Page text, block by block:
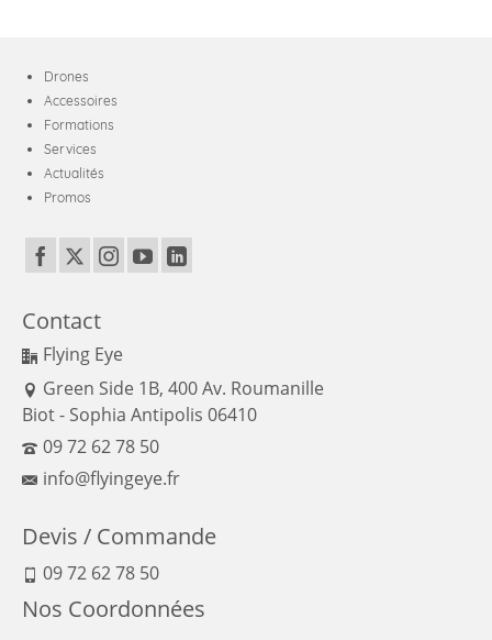
Drones
Accessoires
Formations
Services
Actualités
Promos
Contact
Flying Eye
Green Side 1B, 400 Av. Roumanille
Biot - Sophia Antipolis 06410
09 72 62 78 50
info@flyingeye.fr
Devis / Commande
09 72 62 78 50
Nos Coordonnées